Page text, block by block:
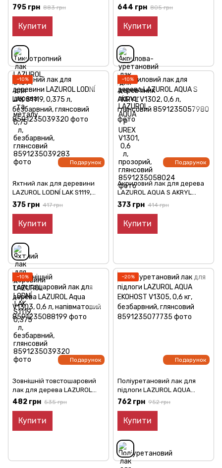
0,75 л, безбарвний,
глянсовий
795 грн 883 грн
Купити
LAZUROL AQUA P UREX V1301,
0,6 л, прозорий, глянсовий
644 грн 805 грн
Купити
Подарунок
−10%
Яхтний лак для деревини
LAZUROL LODNÍ LAK S1119,
0,375 л, безбарвний,
глянсовий
375 грн 417 грн
Купити
Подарунок
−10%
Акриловий лак для дерева
LAZUROL AQUA S AKRYL
V1302, 0,6 л, глянсовий
373 грн 414 грн
Купити
Подарунок
−10%
Зовнішній товстошаровий
лак для дерева LAZUROL
Aqua V1303, 0,6 л,
напівматовий
482 грн 535 грн
Купити
Подарунок
−20%
Поліуретановий лак для
підлоги LAZUROL AQUA
EKOHOST V1305, 0,6 кг,
безбарвний, глянсовий
762 грн 952 грн
Купити